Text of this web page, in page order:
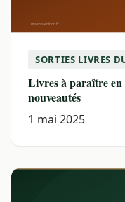
SORTIES LIVRES
Livres à paraître en
nouveautés
1 mai 2025